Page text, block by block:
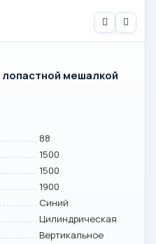
лопастной мешалкой
88
1500
1500
1900
Синий
Цилиндрическая
Вертикальное